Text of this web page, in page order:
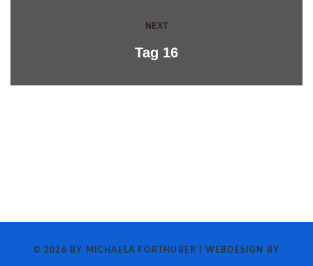
NEXT
Tag 16
© 2026 BY MICHAELA FORTHUBER | WEBDESIGN BY